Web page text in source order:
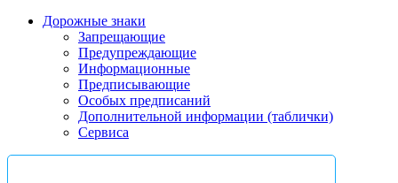
Дорожные знаки
Запрещающие
Предупреждающие
Информационные
Предписывающие
Особых предписаний
Дополнительной информации (таблички)
Сервиса